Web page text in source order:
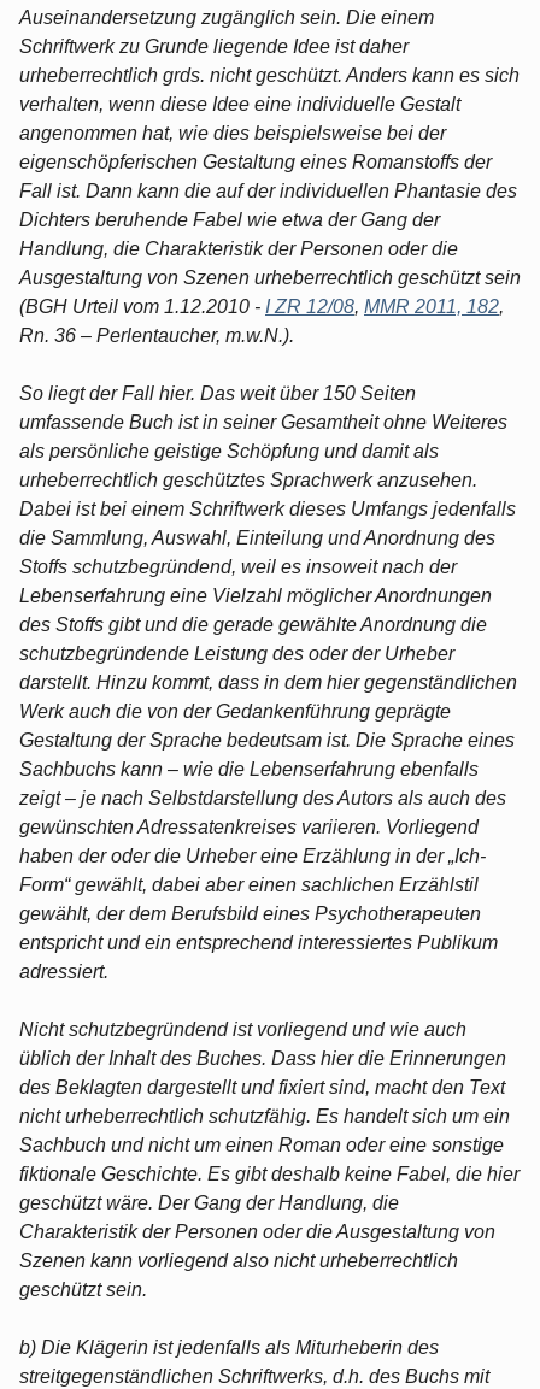
Auseinandersetzung zugänglich sein. Die einem
Schriftwerk zu Grunde liegende Idee ist daher
urheberrechtlich grds. nicht geschützt. Anders kann es sich
verhalten, wenn diese Idee eine individuelle Gestalt
angenommen hat, wie dies beispielsweise bei der
eigenschöpferischen Gestaltung eines Romanstoffs der
Fall ist. Dann kann die auf der individuellen Phantasie des
Dichters beruhende Fabel wie etwa der Gang der
Handlung, die Charakteristik der Personen oder die
Ausgestaltung von Szenen urheberrechtlich geschützt sein
(BGH Urteil vom 1.12.2010 - I ZR 12/08, MMR 2011, 182,
Rn. 36 – Perlentaucher, m.w.N.).
So liegt der Fall hier. Das weit über 150 Seiten
umfassende Buch ist in seiner Gesamtheit ohne Weiteres
als persönliche geistige Schöpfung und damit als
urheberrechtlich geschütztes Sprachwerk anzusehen.
Dabei ist bei einem Schriftwerk dieses Umfangs jedenfalls
die Sammlung, Auswahl, Einteilung und Anordnung des
Stoffs schutzbegründend, weil es insoweit nach der
Lebenserfahrung eine Vielzahl möglicher Anordnungen
des Stoffs gibt und die gerade gewählte Anordnung die
schutzbegründende Leistung des oder der Urheber
darstellt. Hinzu kommt, dass in dem hier gegenständlichen
Werk auch die von der Gedankenführung geprägte
Gestaltung der Sprache bedeutsam ist. Die Sprache eines
Sachbuchs kann – wie die Lebenserfahrung ebenfalls
zeigt – je nach Selbstdarstellung des Autors als auch des
gewünschten Adressatenkreises variieren. Vorliegend
haben der oder die Urheber eine Erzählung in der „Ich-
Form“ gewählt, dabei aber einen sachlichen Erzählstil
gewählt, der dem Berufsbild eines Psychotherapeuten
entspricht und ein entsprechend interessiertes Publikum
adressiert.
Nicht schutzbegründend ist vorliegend und wie auch
üblich der Inhalt des Buches. Dass hier die Erinnerungen
des Beklagten dargestellt und fixiert sind, macht den Text
nicht urheberrechtlich schutzfähig. Es handelt sich um ein
Sachbuch und nicht um einen Roman oder eine sonstige
fiktionale Geschichte. Es gibt deshalb keine Fabel, die hier
geschützt wäre. Der Gang der Handlung, die
Charakteristik der Personen oder die Ausgestaltung von
Szenen kann vorliegend also nicht urheberrechtlich
geschützt sein.
b) Die Klägerin ist jedenfalls als Miturheberin des
streitgegenständlichen Schriftwerks, d.h. des Buchs mit